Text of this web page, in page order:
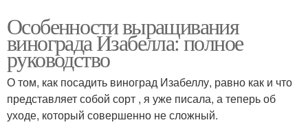
Особенности выращивания
винограда Изабелла: полное
руководство
О том, как посадить виноград Изабеллу, равно как и что
представляет собой сорт , я уже писала, а теперь об
уходе, который совершенно не сложный.